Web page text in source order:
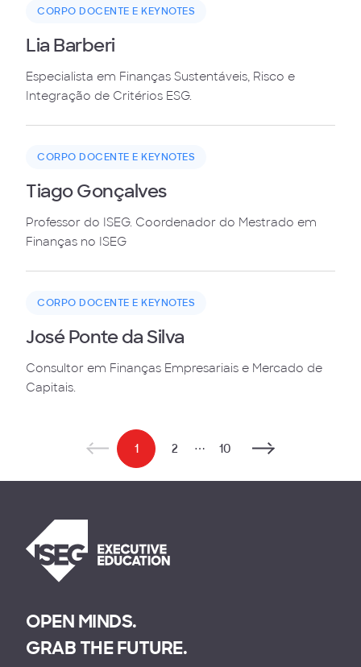
CORPO DOCENTE E KEYNOTES
Lia Barberi
Especialista em Finanças Sustentáveis, Risco e
Integração de Critérios ESG.
CORPO DOCENTE E KEYNOTES
Tiago Gonçalves
Professor do ISEG. Coordenador do Mestrado em
Finanças no ISEG
CORPO DOCENTE E KEYNOTES
José Ponte da Silva
Consultor em Finanças Empresariais e Mercado de
Capitais.
1 2 ⋯ 10
OPEN MINDS.
GRAB THE FUTURE.